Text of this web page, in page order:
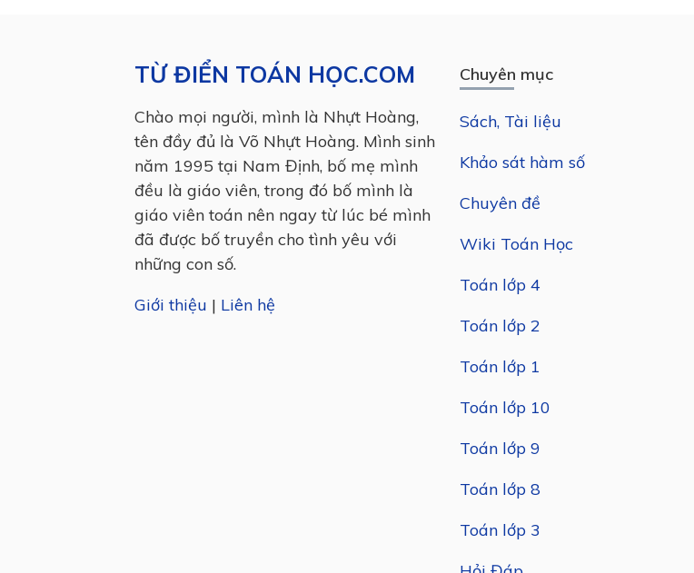
TỪ ĐIỂN TOÁN HỌC.COM
Chào mọi người, mình là Nhựt Hoàng,
tên đầy đủ là Võ Nhựt Hoàng. Mình sinh
năm 1995 tại Nam Định, bố mẹ mình
đều là giáo viên, trong đó bố mình là
giáo viên toán nên ngay từ lúc bé mình
đã được bố truyền cho tình yêu với
những con số.
Giới thiệu | Liên hệ
Chuyên mục
Sách, Tài liệu
Khảo sát hàm số
Chuyên đề
Wiki Toán Học
Toán lớp 4
Toán lớp 2
Toán lớp 1
Toán lớp 10
Toán lớp 9
Toán lớp 8
Toán lớp 3